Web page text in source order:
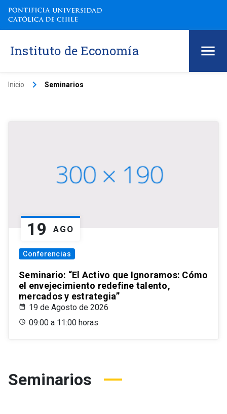
Instituto de Economía
Inicio keyboard_arrow_right Seminarios
19 AGO
Conferencias
Seminario: “El Activo que Ignoramos: Cómo
el envejecimiento redefine talento,
mercados y estrategia”
19 de Agosto de 2026
09:00 a 11:00 horas
Seminarios